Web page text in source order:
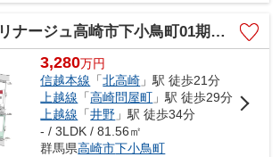
ダンな洋室仕様の「平屋」住宅登場です！ ○六郷...
リナージュ高崎市下小鳥町01期ー②
3,280万円
信越本線 「北高崎 」駅 徒歩21分
上越線 「高崎問屋町 」駅 徒歩29分
上越線 「井野 」駅 徒歩34分
- / 3LDK / 81.56㎡
群馬県高崎市下小鳥町